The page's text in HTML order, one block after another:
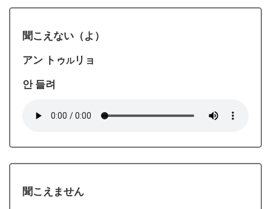
聞こえない（よ）
アン トゥルリョ
안 들려
聞こえません